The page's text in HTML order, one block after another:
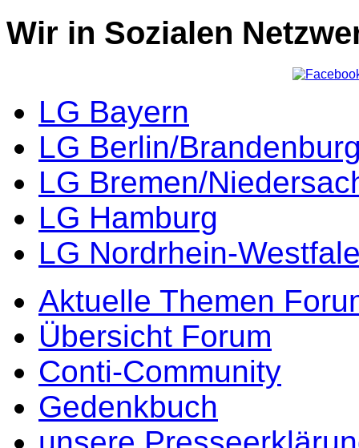
Wir in Sozialen
LG Bayern
LG Berlin/
LG Bremen/
LG Hamburg
LG Nordrhein-
Aktuelle Themen
Übersicht Forum
Conti-Community
Gedenkbuch